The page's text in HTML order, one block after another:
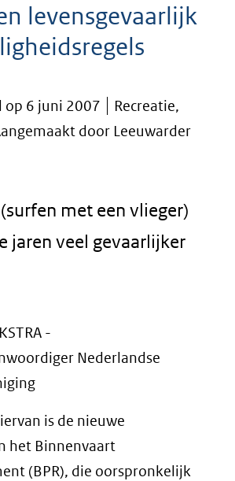
levensgevaarlijk
op 6 juni 2007
Recreatie,
door Leeuwarder
met een vlieger)
jaren veel gevaarlijker
-
Nederlandse
is de nieuwe
het Binnenvaart
(BPR), die oorspronkelijk